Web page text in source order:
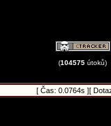
(104575 útoků)
[ Čas: 0.0764s ][